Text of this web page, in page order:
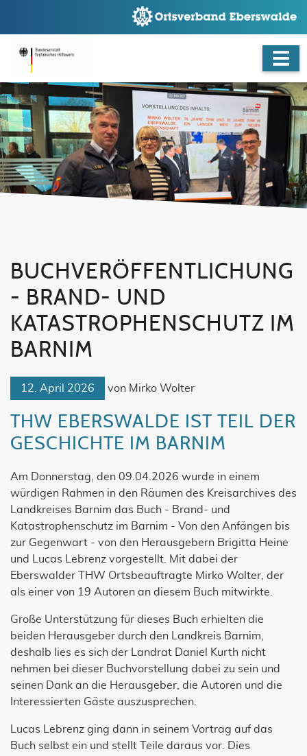
BUCHVERÖFFENTLICHUNG
- BRAND- UND
KATASTROPHENSCHUTZ IM
BARNIM
12. April 2026 von Mirko Wolter
THW EBERSWALDE IST TEIL DER
GESCHICHTE IM BARNIM
Am Donnerstag, den 09.04.2026 wurde in einem
würdigen Rahmen in den Räumen des Kreisarchives des
Landkreises Barnim das Buch - Brand- und
Katastrophenschutz im Barnim - Von den Anfängen bis
zur Gegenwart - von den Herausgebern Brigitta Heine
und Lucas Lebrenz vorgestellt. Mit dabei der
Eberswalder THW Ortsbeauftragte Mirko Wolter, der
als einer von 19 Autoren an diesem Buch mitwirkte.
Große Unterstützung für dieses Buch erhielten die
beiden Herausgeber durch den Landkreis Barnim,
deshalb lies es sich der Landrat Daniel Kurth nicht
nehmen bei dieser Buchvorstellung dabei zu sein und
seinen Dank an die Herausgeber, die Autoren und die
Interessierten Gäste auszusprechen.
Lucas Lebrenz ging dann in seinem Vortrag auf das
Buch selbst ein und stellt Teile daraus vor. Dies